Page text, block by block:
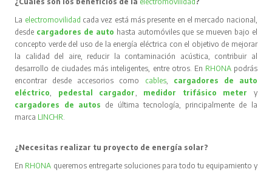
La electromovilidad cada vez está más presente en el mercado nacional,
desde cargadores de auto hasta automóviles que se mueven bajo el
concepto verde del uso de la energía eléctrica con el objetivo de mejorar
la calidad del aire, reducir la contaminación acústica, contribuir al
desarrollo de ciudades más inteligentes, entre otros. En RHONA podrás
encontrar desde accesorios como cables, cargadores de auto
eléctrico
pedestal cargador medidor trifásico meter
y
cargadores de autos de última tecnología, principalmente de la
marca LINCHR
¿Necesitas realizar tu proyecto de energía solar?
En RHONA queremos entregarte soluciones para todo tu equipamiento y